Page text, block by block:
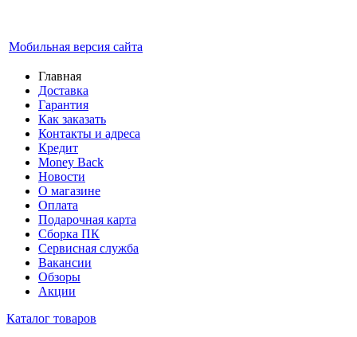
Мобильная версия сайта
Главная
Доставка
Гарантия
Как заказать
Контакты и адреса
Кредит
Money Back
Новости
О магазине
Оплата
Подарочная карта
Сборка ПК
Сервисная служба
Вакансии
Обзоры
Акции
Каталог товаров